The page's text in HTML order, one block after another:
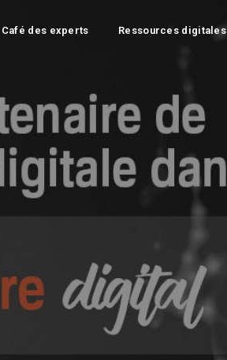
Café des experts
Ressources digitales